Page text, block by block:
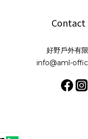
Contact
好野戶外有
info@aml-